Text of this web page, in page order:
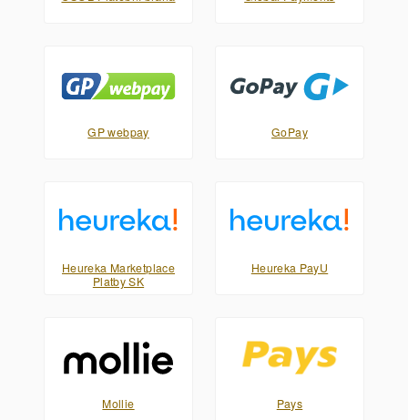
GP webpay GoPay
Heureka Marketplace
Platby SK
Heureka PayU
Mollie Pays